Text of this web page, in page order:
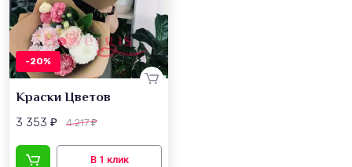
-20%
Краски Цветов
3 353 ₽ 4 217₽